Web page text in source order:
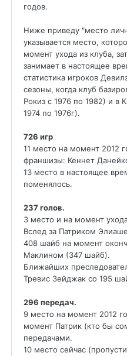
годов.
Ниже приведу "место
указывается место,
момент ухода из клуба,
занимает в настоящее
статистика игроков
сезоны, когда клуб
Рокиз с 1976 по 1982) и в
1974 по 1976г).
726 игр
11 место на момент 2012
франшизы: Кеннет
13 место в настоящее
поменялось.
237 голов.
3 место и на момент
Вслед за Патриком
408 шайб на момент
Маклином (347 шайб).
Ближайших
Тревис Зейджак со 195
296 передач.
9 место на момент 2012
момент Патрик (кто бы
передачами.
10 место сейчас